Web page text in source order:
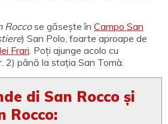
Roccose găsește în Campo San
) San Polo, foarte aproape de
Frari. Poți ajunge acolo cu
2) până la stația San Tomà.
di San Rocco și
Rocco: